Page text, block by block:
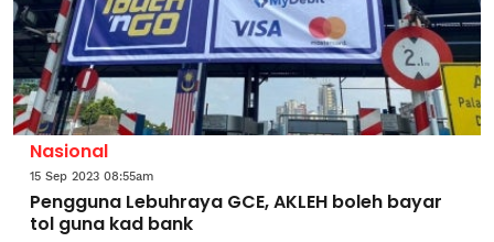
Nasional
15 Sep 2023 08:55am
Pengguna Lebuhraya GCE, AKLEH boleh bayar
tol guna kad bank